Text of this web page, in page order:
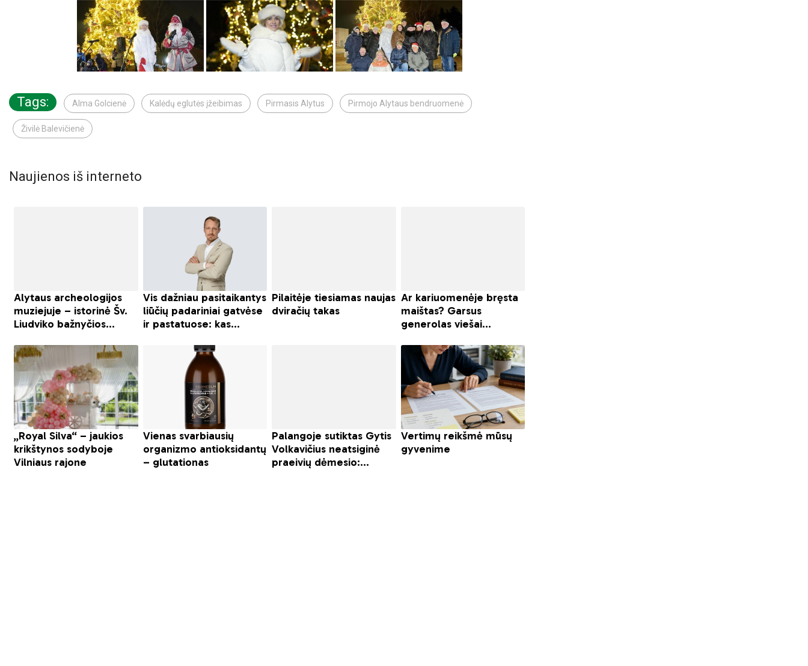
Tags: Alma Golcienė Kalėdų eglutės įžeibimas Pirmasis Alytus Pirmojo Alytaus bendruomenė
Živilė Balevičienė
Naujienos iš interneto